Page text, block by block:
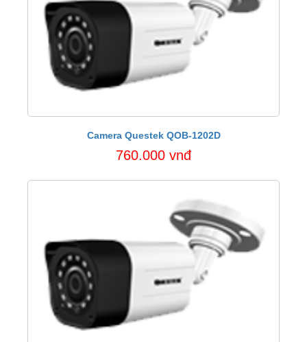
Camera Questek QOB-1202D
760.000 vnđ